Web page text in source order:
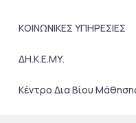
ΚΟΙΝΩΝΙΚΕΣ ΥΠΗΡΕΣΙΕΣ
ΔΗ.Κ.Ε.ΜΥ.
Κέντρο Δια Βίου